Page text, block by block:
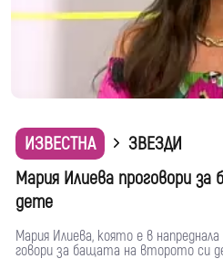
ИЗВЕСТНА
ЗВЕЗДИ
Мария Илиева проговори
дете
Мария Илиева, която е в
говори за бащата на второто си